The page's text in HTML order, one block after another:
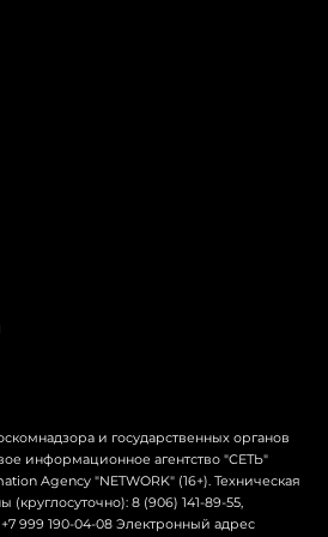
и государственных органов
информационное агентство "СЕТЬ"
Agency "NETWORK" (16+). Техническая
(круглосуточно): 8 (906) 141-89-55,
999 190-04-08 Электронный адрес